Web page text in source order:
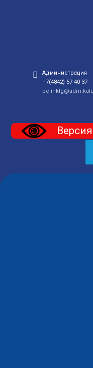
Администрация
+7(4842) 57-40-37